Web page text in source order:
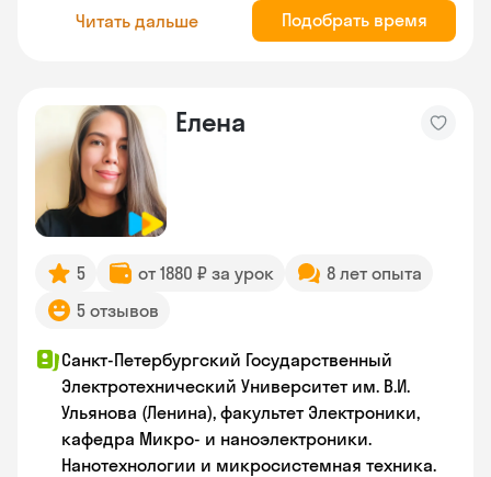
Читать дальше Подобрать время
Елена
5 от 1880 ₽ за урок
8 лет опыта
5 отзывов
Санкт-Петербургский Государственный
Электротехнический Университет им. В.И.
Ульянова (Ленина), факультет Электроники,
кафедра Микро- и наноэлектроники.
Нанотехнологии и микросистемная техника.